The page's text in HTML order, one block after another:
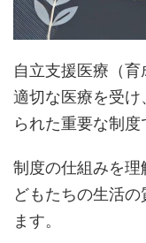
自立支援医療（
適切な医療を受
られた重要な制度
制度の仕組みを
どもたちの生活
ます。